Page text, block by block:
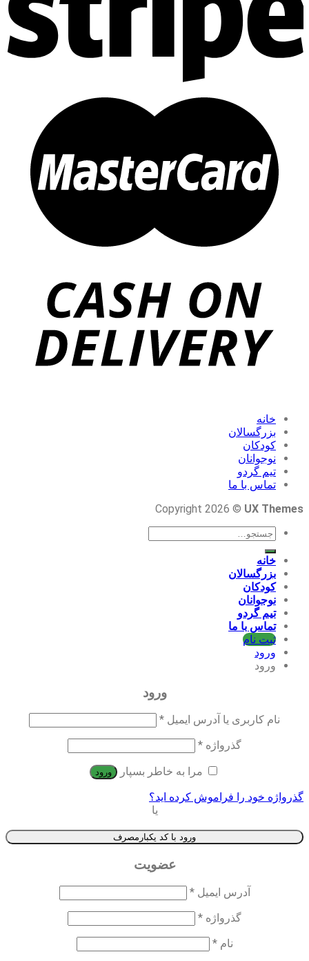
خانه
بزرگسالان
کودکان
نوجوانان
تیم گردو
تماس با ما
Copyright 2026 © UX Themes
جستجو
برای:
خانه
بزرگسالان
کودکان
نوجوانان
تیم گردو
تماس با ما
ثبت نام
ورود
ورود
ورود
نام کاربری یا آدرس ایمیل *
گذرواژه *
مرا به خاطر بسپار
ورود
گذرواژه خود را فراموش کرده اید؟
یا
ورود با کد یکبارمصرف
عضویت
آدرس ایمیل*
گذرواژه *
نام*